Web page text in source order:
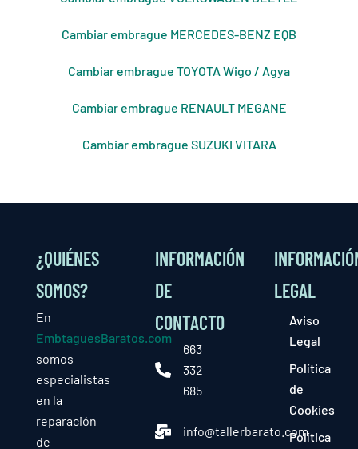
Cambiar embrague MERCEDES-BENZ EQB
Cambiar embrague TOYOTA Wigo / Agya
Cambiar embrague RENAULT MEGANE
Cambiar embrague SUZUKI VITARA
¿QUIÉNES
SOMOS?
En
EmbtaguesBaratos.com
somos
especialistas
en la
reparación
de
INFORMACIÓN
DE
CONTACTO
663
332
685
info@tallerbarato.com
LEGAL
Aviso
Legal
Política
de
Cookies
Política